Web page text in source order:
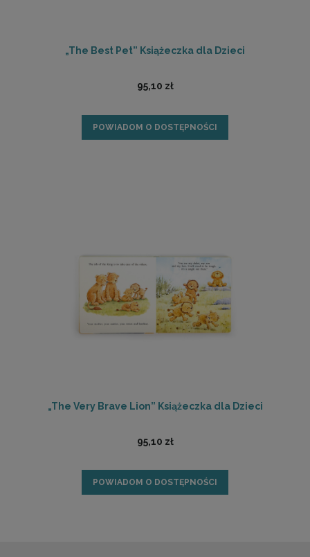
„The Best Pet” Książeczka dla Dzieci
95,10 zł
POWIADOM O DOSTĘPNOŚCI
„The Very Brave Lion” Książeczka dla Dzieci
95,10 zł
POWIADOM O DOSTĘPNOŚCI